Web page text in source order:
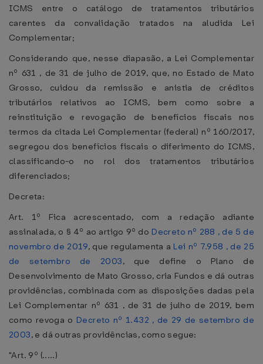
ICMS entre o catálogo de tratamentos tributários
carentes da convalidação tratados na aludida Lei
Complementar;
Considerando que, nesse diapasão, a Lei Complementar
nº 631 , de 31 de julho de 2019, que, no Estado de Mato
Grosso, cuidou da remissão e anistia de créditos
tributários relativos ao ICMS, bem como sobre a
reinstituição e revogação de benefícios fiscais nos
termos da citada Lei Complementar (federal) nº 160/2017,
segregou dos benefícios fiscais o diferimento do ICMS,
classificando-o no rol dos tratamentos tributários
diferenciados;
Decreta:
Art. 1º Fica acrescentado, com a redação adiante
assinalada, o § 4º ao artigo 9º do Decreto nº 288 , de 5 de
novembro de 2019, que regulamenta a Lei nº 7.958 , de 25
de setembro de 2003, que define o Plano de
Desenvolvimento de Mato Grosso, cria Fundos e dá outras
providências, combinada com as disposições dadas pela
Lei Complementar nº 631 , de 31 de julho de 2019, bem
como revoga o Decreto nº 1.432 , de 29 de setembro de
2003, e dá outras providências, como segue:
"Art. 9º (.....)